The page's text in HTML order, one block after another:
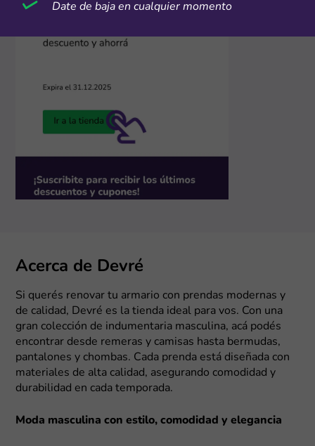
Acerca de Devré
Si querés renovar tu armario con prendas modernas y
de calidad, Devré es la tienda ideal para vos. Con una
gran colección de indumentaria masculina, acá podés
encontrar desde remeras y camisas hasta bermudas,
pantalones y chombas. Cada prenda está diseñada con
materiales de alta calidad, asegurando comodidad y
durabilidad en cada temporada.
Moda masculina con estilo, comodidad y elegancia
Date de baja en cualquier momento